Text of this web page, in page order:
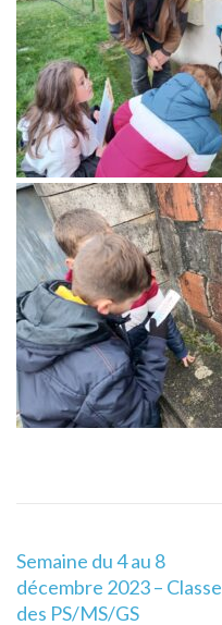
Navigation
de
l’article
Semaine du 4 au 8
décembre 2023 – Classe
des PS/MS/GS